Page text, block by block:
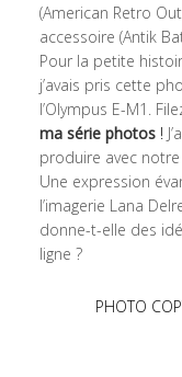
(American Retro
accessoire (Antik
Pour la petite
j’avais pris cette
l’Olympus E-M1.
ma série photos !
produire avec
Une expression
l’imagerie Lana
donne-t-elle des
ligne ?
PHOTO